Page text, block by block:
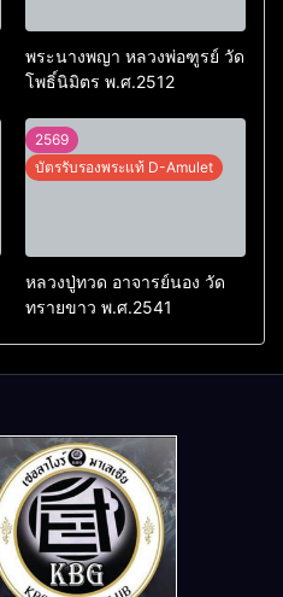
พระนางพญา หลวงพ่อฑูรย์ วัด
โพธิ์นิมิตร พ.ศ.2512
2569
บัตรรับรองพระแท้ D-Amulet
หลวงปู่ทวด อาจารย์นอง วัด
ทรายขาว พ.ศ.2541